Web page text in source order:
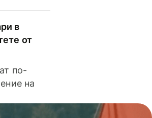
в
от
по-
на